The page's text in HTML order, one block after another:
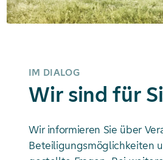
IM DIALOG
Wir sind für
Wir informieren Sie über
Beteiligungsmöglichkeiten